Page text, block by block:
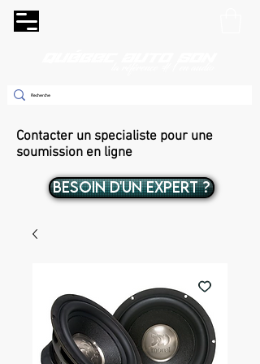
Contacter un specialiste pour une
soumission en ligne
BESOIN D'UN EXPERT ?